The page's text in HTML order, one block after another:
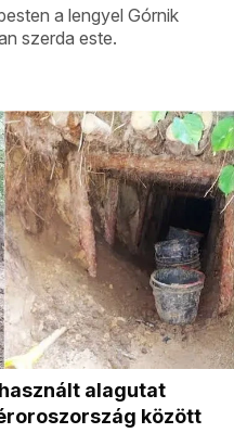
a lengyel Górnik
szerda este.
alagutat
között